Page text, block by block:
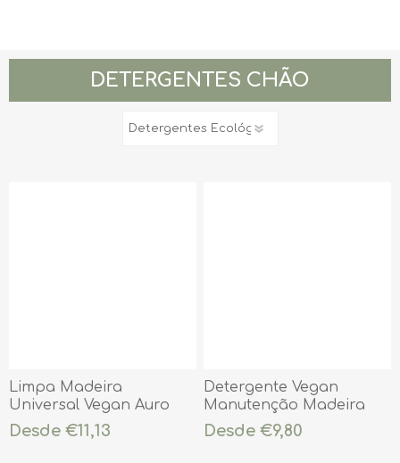
DETERGENTES CHÃO
Limpa Madeira
Universal Vegan Auro
Nº427
Desde €11,13
Detergente Vegan
Manutenção Madeira
Auro nº437
Desde €9,80